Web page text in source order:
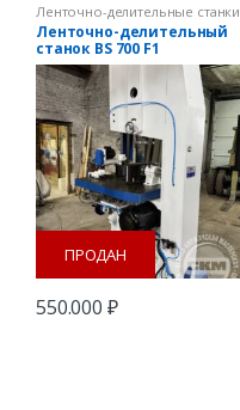
Ленточно-делительные станки
Ленточно-пильные станки
Ленточно-делительный
станок BS 700 F1
ПРОДАН
550.000 ₽